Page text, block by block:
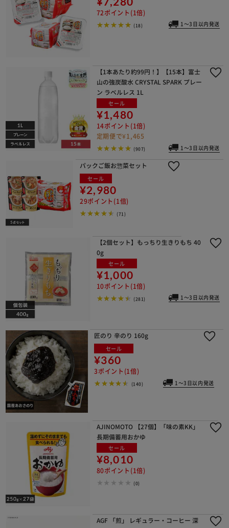
72ポイント(1倍)
(18) 1～3日以内発送
【1本あたり約99円！】【15本】富士
山の強炭酸水 CRYSTAL SPARK プレー
ン ラベルレス 1L
セール
¥1,480
14ポイント(1倍)
定期便で¥1,465
(907) 1～3日以内発送
パックご飯お惣菜セット
セール
¥2,980
29ポイント(1倍)
(71)
【2個セット】もっちり生きりもち 40
0g
セール
¥1,000
10ポイント(1倍)
(281) 1～3日以内発送
匠のり 辛のり 160g
セール
¥360
3ポイント(1倍)
(140) 1～3日以内発送
AJINOMOTO 【27個】「味の素KK」
長期備蓄用おかゆ
セール
¥8,010
80ポイント(1倍)
(0)
AGF 「煎」 レギュラー・コーヒー 深